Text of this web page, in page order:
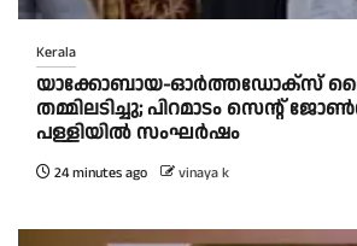
Kerala
യാക്കോബായ-ഓർത്തഡോക്സ്
തമ്മിലടിച്ചു; പിറമാടം സെന്റ്‌
പള്ളിയിൽ സംഘർഷം
24 minutes ago vinaya k